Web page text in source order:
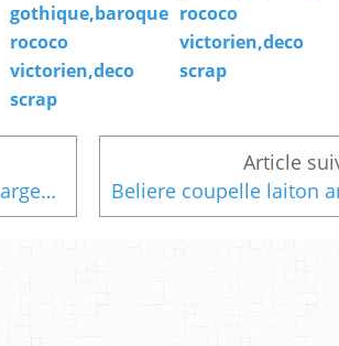
gothique,baroque
rococo
victorien,deco
scrap
rococo
victorien,deco
scrap
Beliere coupelle laiton argente dia 8.5mm avec anneau,soucoupe casquette fleur,collage pierre perle fimo,diy bijou pendentif breloque,bobo boho gothique,baroque rococo victorien,deco scrap